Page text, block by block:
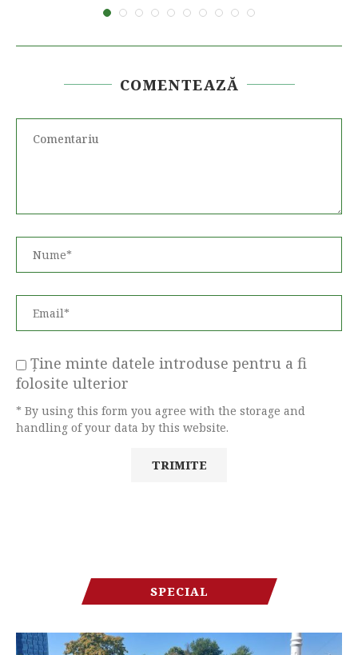
COMENTEAZĂ
Ține minte datele introduse pentru a fi
folosite ulterior
* By using this form you agree with the storage and
handling of your data by this website.
SPECIAL